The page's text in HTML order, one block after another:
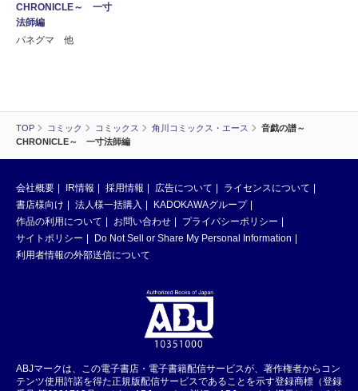
TOP コミック コミックス 角川コミックス・エース
音戯の譜～
CHRONICLE～ 一寸法師編
CHRONICLE～ 一寸
法師編
パネグマ 他
会社概要 IR情報 採用情報 広告について
ライセンスについて
書店様向け
法人様一括購入
KADOKAWAグループ
作品の利用について
お問い合わせ
プライバシーポリシー
サイトポリシー
Do Not Sell or Share My Personal Information
利用者情報の外部送信について
ABJマークは、この電子書店・電子書籍配信サービスが、著作権者からコン
テンツ使用許諾を得た正規版配信サービスであることを示す登録商標（登録